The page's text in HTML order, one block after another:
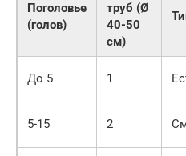
Поголовье
(голов)
труб (Ø
40-50
см)
До 5 1
5-15 2